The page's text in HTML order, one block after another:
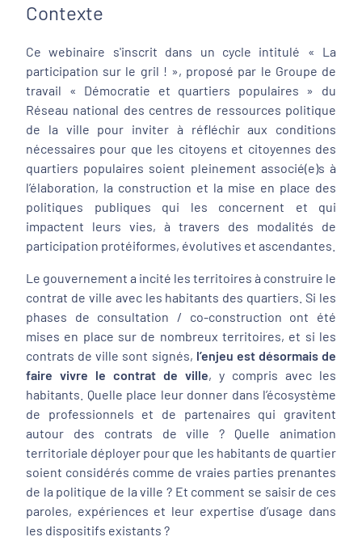
Contexte
Ce webinaire s'inscrit dans un cycle intitulé « La
participation sur le gril ! », proposé par le Groupe de
travail « Démocratie et quartiers populaires » du
Réseau national des centres de ressources politique
de la ville pour inviter à réfléchir aux conditions
nécessaires pour que les citoyens et citoyennes des
quartiers populaires soient pleinement associé(e)s à
l’élaboration, la construction et la mise en place des
politiques publiques qui les concernent et qui
impactent leurs vies, à travers des modalités de
participation protéiformes, évolutives et ascendantes.
Le gouvernement a incité les territoires à construire le
contrat de ville avec les habitants des quartiers. Si les
phases de consultation / co-construction ont été
mises en place sur de nombreux territoires, et si les
contrats de ville sont signés, l’enjeu est désormais de
faire vivre le contrat de ville, y compris avec les
habitants. Quelle place leur donner dans l’écosystème
de professionnels et de partenaires qui gravitent
autour des contrats de ville ? Quelle animation
territoriale déployer pour que les habitants de quartier
soient considérés comme de vraies parties prenantes
de la politique de la ville ? Et comment se saisir de ces
paroles, expériences et leur expertise d’usage dans
les dispositifs existants ?